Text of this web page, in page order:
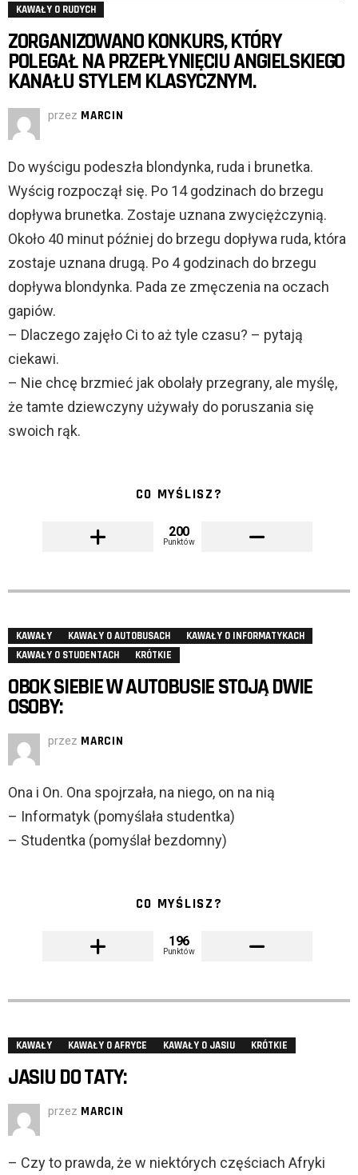
KAWAŁY O RUDYCH
ZORGANIZOWANO KONKURS, KTÓRY
POLEGAŁ NA PRZEPŁYNIĘCIU ANGIELSKIEGO
KANAŁU STYLEM KLASYCZNYM.
przez MARCIN
Do wyścigu podeszła blondynka, ruda i brunetka.
Wyścig rozpoczął się. Po 14 godzinach do brzegu
dopływa brunetka. Zostaje uznana zwyciężczynią.
Około 40 minut później do brzegu dopływa ruda, która
zostaje uznana drugą. Po 4 godzinach do brzegu
dopływa blondynka. Pada ze zmęczenia na oczach
gapiów.
– Dlaczego zajęło Ci to aż tyle czasu? – pytają
ciekawi.
– Nie chcę brzmieć jak obolały przegrany, ale myślę,
że tamte dziewczyny używały do poruszania się
swoich rąk.
CO MYŚLISZ?
200
Punktów
KAWAŁY KAWAŁY O AUTOBUSACH
KAWAŁY O INFORMATYKACH
KAWAŁY O STUDENTACH
KRÓTKIE
OBOK SIEBIE W AUTOBUSIE STOJĄ DWIE
OSOBY:
przez MARCIN
Ona i On. Ona spojrzała, na niego, on na nią
– Informatyk (pomyślała studentka)
– Studentka (pomyślał bezdomny)
CO MYŚLISZ?
196
Punktów
KAWAŁY KAWAŁY O AFRYCE KAWAŁY O JASIU KRÓTKIE
JASIU DO TATY:
przez MARCIN
– Czy to prawda, że w niektórych częściach Afryki